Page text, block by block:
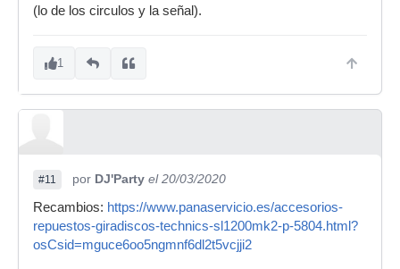
(lo de los circulos y la señal).
1
#11 por DJ'Party el 20/03/2020
Recambios: https://www.panaservicio.es/accesorios-
repuestos-giradiscos-technics-sl1200mk2-p-5804.html?
osCsid=mguce6oo5ngmnf6dl2t5vcjji2